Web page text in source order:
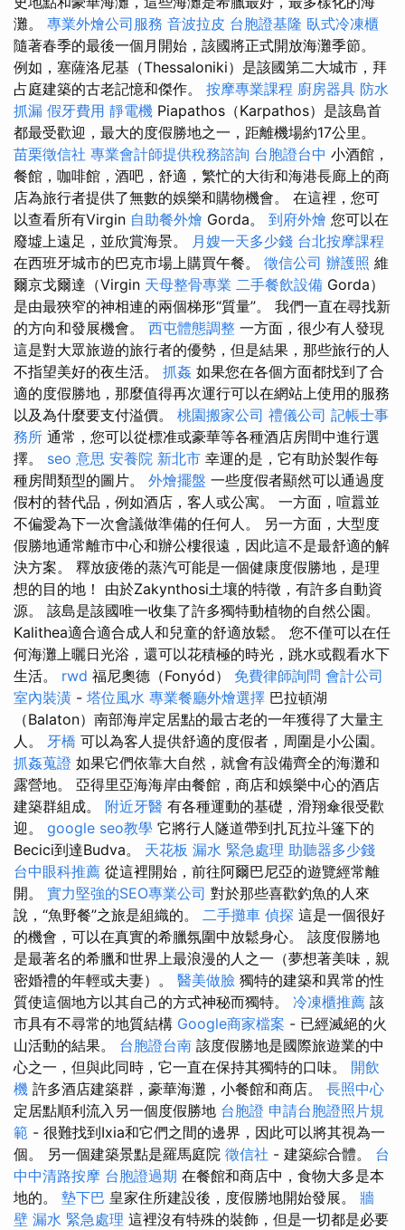
灘。 專業外燴公司服務 音波拉皮 台胞證基隆 臥式冷凍櫃
隨著春季的最後一個月開始，該國將正式開放海灘季節。
例如，塞薩洛尼基（Thessaloniki）是該國第二大城市，拜
占庭建築的古老記憶和傑作。 按摩專業課程 廚房器具 防水
抓漏 假牙費用 靜電機 Piapathos（Karpathos）是該島首
都最受歡迎，最大的度假勝地之一，距離機場約17公里。
苗栗徵信社 專業會計師提供稅務諮詢 台胞證台中 小酒館，
餐館，咖啡館，酒吧，舒適，繁忙的大街和海港長廊上的商
店為旅行者提供了無數的娛樂和購物機會。 在這裡，您可
以查看所有Virgin 自助餐外燴 Gorda。 到府外燴 您可以在
廢墟上遠足，並欣賞海景。 月嫂一天多少錢 台北按摩課程
在西班牙城市的巴克市場上購買午餐。 徵信公司 辦護照 維
爾京戈爾達（Virgin 天母整骨專業 二手餐飲設備 Gorda）
是由最狹窄的神相連的兩個梯形“質量”。 我們一直在尋找新
的方向和發展機會。 西屯體態調整 一方面，很少有人發現
這是對大眾旅遊的旅行者的優勢，但是結果，那些旅行的人
不指望美好的夜生活。 抓姦 如果您在各個方面都找到了合
適的度假勝地，那麼值得再次運行可以在網站上使用的服務
以及為什麼要支付溢價。 桃園搬家公司 禮儀公司 記帳士事
務所 通常，您可以從標准或豪華等各種酒店房間中進行選
擇。 seo 意思 安養院 新北市 幸運的是，它有助於製作每
種房間類型的圖片。 外燴擺盤 一些度假者顯然可以通過度
假村的替代品，例如酒店，客人或公寓。 一方面，喧囂並
不偏愛為下一次會議做準備的任何人。 另一方面，大型度
假勝地通常離市中心和辦公樓很遠，因此這不是最舒適的解
決方案。 釋放疲倦的蒸汽可能是一個健康度假勝地，是理
想的目的地！ 由於Zakynthosi土壤的特徵，有許多自動資
源。 該島是該國唯一收集了許多獨特動植物的自然公園。
Kalithea適合適合成人和兒童的舒適放鬆。 您不僅可以在任
何海灘上曬日光浴，還可以花積極的時光，跳水或觀看水下
生活。 rwd 福尼奧德（Fonyód） 免費律師詢問 會計公司
室內裝潢 - 塔位風水 專業餐廳外燴選擇 巴拉頓湖
（Balaton）南部海岸定居點的最古老的一年獲得了大量主
人。 牙橋 可以為客人提供舒適的度假者，周圍是小公園。
抓姦蒐證 如果它們依靠大自然，就會有設備齊全的海灘和
露營地。 亞得里亞海海岸由餐館，商店和娛樂中心的酒店
建築群組成。 附近牙醫 有各種運動的基礎，滑翔傘很受歡
迎。 google seo教學 它將行人隧道帶到扎瓦拉斗篷下的
Becici到達Budva。 天花板 漏水 緊急處理 助聽器多少錢
台中眼科推薦 從這裡開始，前往阿爾巴尼亞的遊覽經常離
開。 實力堅強的SEO專業公司 對於那些喜歡釣魚的人來
說，“魚野餐”之旅是組織的。 二手攤車 偵探 這是一個很好
的機會，可以在真實的希臘氛圍中放鬆身心。 該度假勝地
是最著名的希臘和世界上最浪漫的人之一（夢想著美味，親
密婚禮的年輕或夫妻）。 醫美做臉 獨特的建築和異常的性
質使這個地方以其自己的方式神秘而獨特。 冷凍櫃推薦 該
市具有不尋常的地質結構 Google商家檔案 - 已經滅絕的火
山活動的結果。 台胞證台南 該度假勝地是國際旅遊業的中
心之一，但與此同時，它一直在保持其獨特的口味。 開飲
機 許多酒店建築群，豪華海灘，小餐館和商店。 長照中心
定居點順利流入另一個度假勝地 台胞證 申請台胞證照片規
範 - 很難找到Ixia和它們之間的邊界，因此可以將其視為一
個。 另一個建築景點是羅馬庭院 徵信社 - 建築綜合體。 台
中中清路按摩 台胞證過期 在餐館和商店中，食物大多是本
地的。 墊下巴 皇家住所建設後，度假勝地開始發展。 牆
壁 漏水 緊急處理 這裡沒有特殊的裝飾，但是一切都是必要